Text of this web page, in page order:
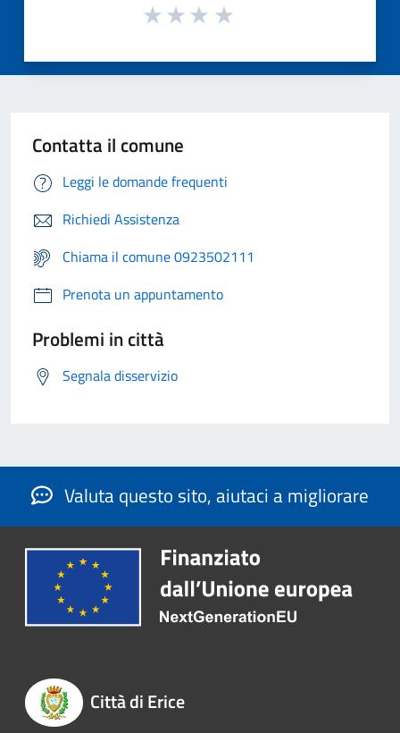
Contatta il comune
Leggi le domande frequenti
Richiedi Assistenza
Chiama il comune 0923502111
Prenota un appuntamento
Problemi in città
Segnala disservizio
Valuta questo sito, aiutaci a migliorare
Città di Erice